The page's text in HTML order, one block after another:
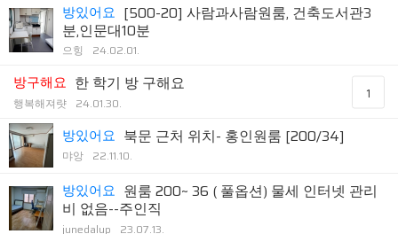
방있어요 [500-20] 사람과사람원룸, 건축도서관3
분,인문대10분
으힝 24.02.01.
방구해요 한 학기 방 구해요
행복해져럇 24.01.30.
1
방있어요 북문 근처 위치- 홍인원룸 [200/34]
먀앙 22.11.10.
방있어요 원룸 200~ 36 ( 풀옵션) 물세 인터넷 관리
비 없음--주인직
junedalup 23.07.13.